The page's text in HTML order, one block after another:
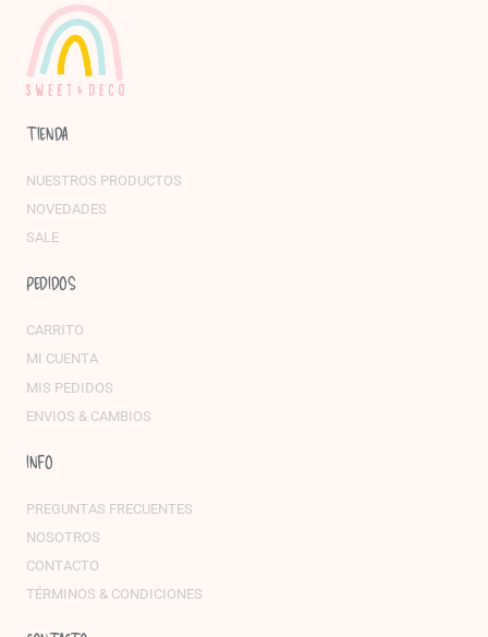
TIENDA
NUESTROS PRODUCTOS
NOVEDADES
SALE
PEDIDOS
CARRITO
MI CUENTA
MIS PEDIDOS
ENVIOS & CAMBIOS
INFO
PREGUNTAS FRECUENTES
NOSOTROS
CONTACTO
TÉRMINOS & CONDICIONES